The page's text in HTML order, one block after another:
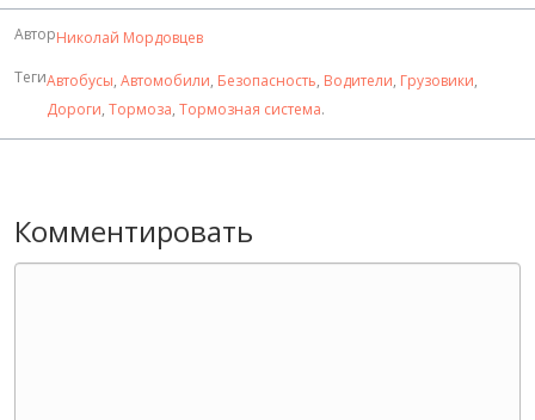
АвторНиколай Мордовцев
ТегиАвтобусы, Автомобили, Безопасность, Водители, Грузовики,
Дороги, Тормоза, Тормозная система.
Комментировать